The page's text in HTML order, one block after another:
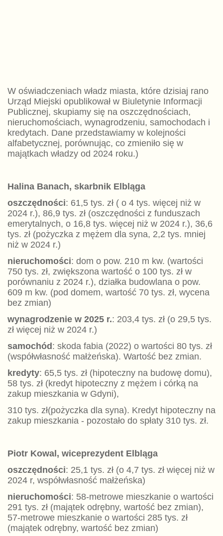
W oświadczeniach władz miasta, które dzisiaj rano
Urząd Miejski opublikował w Biuletynie Informacji
Publicznej, skupiamy się na oszczędnościach,
nieruchomościach, wynagrodzeniu, samochodach i
kredytach. Dane przedstawiamy w kolejności
alfabetycznej, porównując, co zmieniło się w
majątkach władzy od 2024 roku.)
Halina Banach, skarbnik Elbląga
oszczędności: 61,5 tys. zł ( o 4 tys. więcej niż w
2024 r.), 86,9 tys. zł (oszczędności z funduszach
emerytalnych, o 16,8 tys. więcej niż w 2024 r.), 36,6
tys. zł (pożyczka z mężem dla syna, 2,2 tys. mniej
niż w 2024 r.)
nieruchomości: dom o pow. 210 m kw. (wartości
750 tys. zł, zwiększona wartość o 100 tys. zł w
porównaniu z 2024 r.), działka budowlana o pow.
609 m kw. (pod domem, wartość 70 tys. zł, wycena
bez zmian)
wynagrodzenie w 2025 r.: 203,4 tys. zł (o 29,5 tys.
zł więcej niż w 2024 r.)
samochód: skoda fabia (2022) o wartości 80 tys. zł
(współwłasność małżeńska). Wartość bez zmian.
kredyty: 65,5 tys. zł (hipoteczny na budowę domu),
58 tys. zł (kredyt hipoteczny z mężem i córką na
zakup mieszkania w Gdyni),
310 tys. zł(pożyczka dla syna). Kredyt hipoteczny na
zakup mieszkania - pozostało do spłaty 310 tys. zł.
Piotr Kowal, wiceprezydent Elbląga
oszczędności: 25,1 tys. zł (o 4,7 tys. zł więcej niż w
2024 r, współwłasność małżeńska)
nieruchomości: 58-metrowe mieszkanie o wartości
291 tys. zł (majątek odrębny, wartość bez zmian),
57-metrowe mieszkanie o wartości 285 tys. zł
(majątek odrębny, wartość bez zmian)